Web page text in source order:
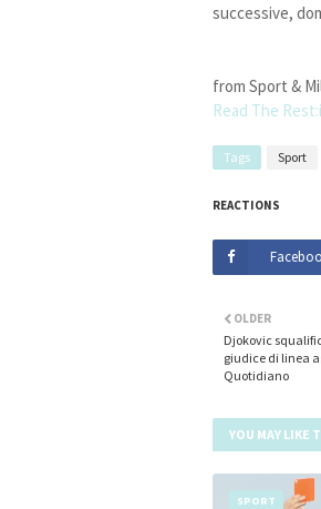
successive,
from Sport &
Read The
Tags Sport
REACTIONS
OLDER
Djokovic
giudice di linea
Quotidiano
YOU MAY LIKE
SPORT